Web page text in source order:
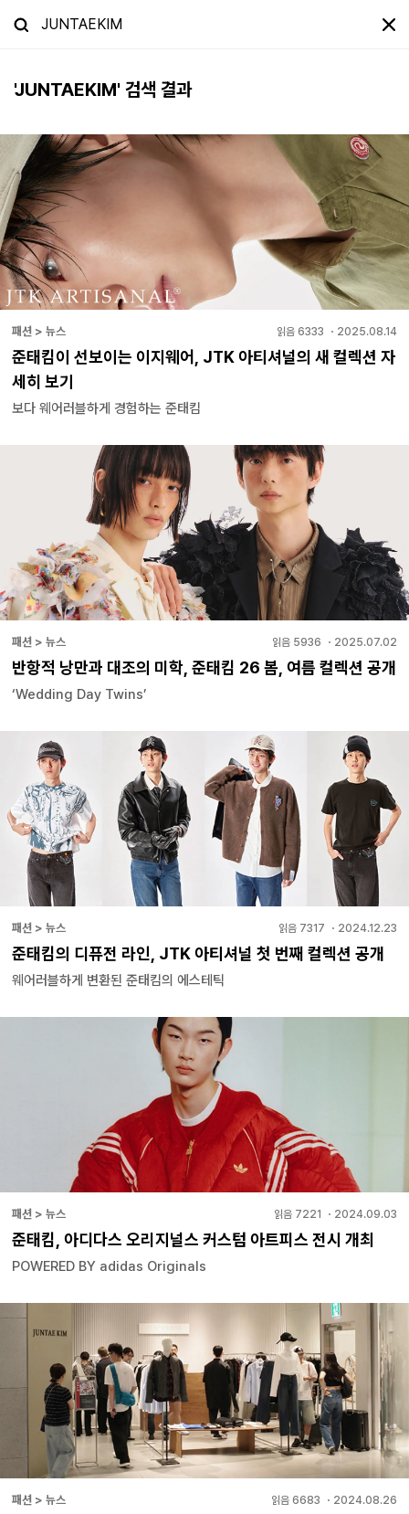
JUNTAEKIM' 검색 결과
패션 > 뉴스 읽음 6333 ・ 2025.08.14
준태킴이 선보이는 이지웨어, JTK 아티셔널의 새 컬렉션 자
세히 보기
보다 웨어러블하게 경험하는 준태킴
패션 > 뉴스 읽음 5936 ・ 2025.07.02
반항적 낭만과 대조의 미학, 준태킴 26 봄, 여름 컬렉션 공개
‘Wedding Day Twins’
패션 > 뉴스 읽음 7317 ・ 2024.12.23
준태킴의 디퓨전 라인, JTK 아티셔널 첫 번째 컬렉션 공개
웨어러블하게 변환된 준태킴의 에스테틱
패션 > 뉴스 읽음 7221 ・ 2024.09.03
준태킴, 아디다스 오리지널스 커스텀 아트피스 전시 개최
POWERED BY adidas Originals
패션 > 뉴스 읽음 6683 ・ 2024.08.26